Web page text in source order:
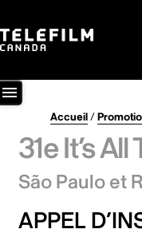
Accueil/
31e It’s
São Paulo et
APPEL